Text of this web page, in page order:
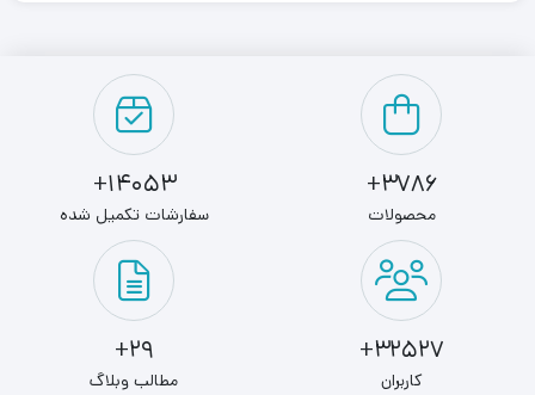
2.5 اینچ
نوع فلش
مشخصات فنی
ظرفیت
480 گیگابایت
نوع رابط
3786+
محصولات
14053+
سفارشات تکمیل شده
32527+
کاربران
29+
مطالب وبلاگ